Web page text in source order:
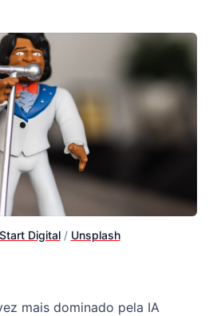
Start Digital/ Unsplash
do Marketing ou um Campo
mais dominado pela IA